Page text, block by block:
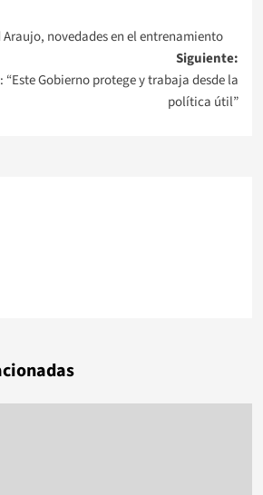
novedades en el entrenamiento
Siguiente:
“Este Gobierno protege y trabaja desde la
política útil”